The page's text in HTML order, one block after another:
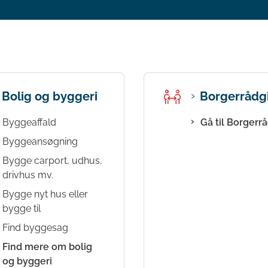
Bolig og byggeri
Byggeaffald
Byggeansøgning
Bygge carport, udhus,
drivhus mv.
Bygge nyt hus eller
bygge til
Find byggesag
Find mere om bolig
og byggeri
Gå til